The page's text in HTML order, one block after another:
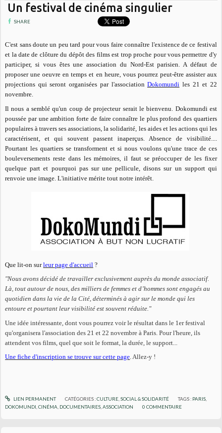
Un festival de cinéma singulier
SHARE
C'est sans doute un peu tard pour vous faire connaître l'existence de ce festival
et la date de clôture du dépôt des films est trop proche pour vous permettre d'y
participer, si vous êtes une association du Nord-Est parisien. A défaut de
proposer une oeuvre en temps et en heure, vous pourrez peut-être assister aux
projections qui seront organisées par l'associationDokomundi les 21 et 22
novembre.
Il nous a semblé qu'un coup de projecteur serait le bienvenu. Dokomundi est
poussée par une ambition forte de faire connaître le plus profond des quartiers
populaires à travers ses associations, la solidarité, les aides et les actions qui les
caractérisent, et qui souvent passent inaperçus. Absence de visibilité....
Pourtant les quartiers se transforment et si nous voulons qu'une trace de ces
bouleversements reste dans les mémoires, il faut se préoccuper de les fixer
quelque part et pourquoi pas sur une pellicule, disons sur un support qui
renvoie une image. L'initiative mérite tout notre intérêt.
Que lit-on surleur paged'accueil ?
"Nous avons décidé de travailler exclusivement auprès du monde associatif.
Là, tout autour de nous, des milliers de femmes et d’hommes sont engagés au
quotidien dans la vie de la Cité, déterminés à agir sur le monde qui les
entoure et pourtant leur visibilité est souvent réduite."
Une idée intéressante, dont vous pourrez voir le résultat dans le 1er festival
qu'organisera l'association des 21 et 22 novembre à Paris. Pour l'heure, ils
attendent vos films, quel que soit le format, la durée, le support...
Une fiche d'inscription se trouve sur cette page . Allez-y !
LIEN PERMANENT CATÉGORIES :CULTURE,SOCIAL & SOLIDARITÉ TAGS : PARIS,
DOKOMUNDI,CINÉMA, DOCUMENTAIRES,ASSOCIATION 0 COMMENTAIRE